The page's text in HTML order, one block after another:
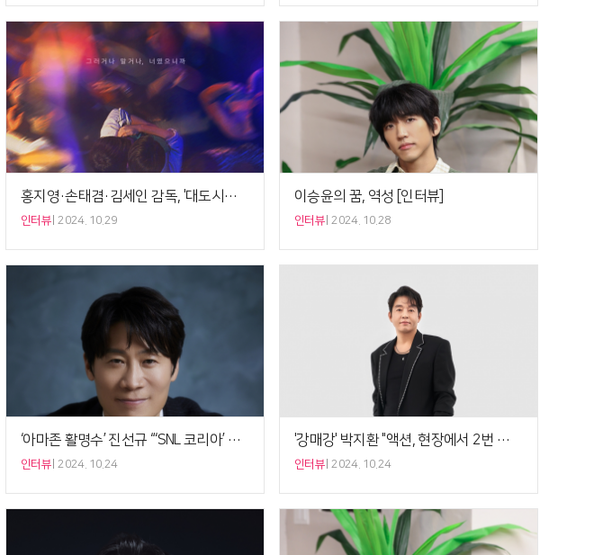
홍지영·손태겸·김세인 감독, '대도시의 사랑법' 바통을 잇다[인터뷰]
인터뷰 2024. 10.29
이승윤의 꿈, 역성 [인터뷰]
인터뷰 2024. 10.28
‘아마존 활명수’ 진선규 “‘SNL 코리아’ 출연, 인생에 큰 도전” [비하인드]
인터뷰 2024. 10.24
'강매강' 박지환 "액션, 현장에서 2번 보고 동작 카피" [비하인드]
인터뷰 2024. 10.24